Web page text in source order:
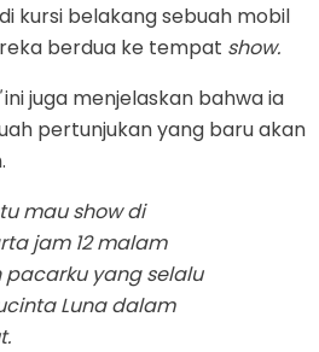
kursi belakang sebuah mobil
berdua ke tempat show.
ini juga menjelaskan bahwa ia
pertunjukan yang baru akan
maushowdi
jam 12 malam
yang selalu
Luna dalam